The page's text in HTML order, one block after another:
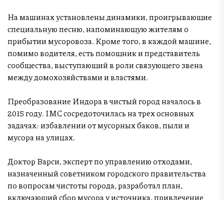
На машинах установлены динамики, проигрывающие
специальную песню, напоминающую жителям о
прибытии мусоровоза. Кроме того, в каждой машине,
помимо водителя, есть помощник и представитель
сообщества, выступающий в роли связующего звена
между домохозяйствами и властями.
Преобразование Индора в чистый город началось в
2015 году. IMC сосредоточилась на трех основных
задачах: избавлении от мусорных баков, пыли и
мусора на улицах.
Доктор Варси, эксперт по управлению отходами,
назначенный советником городского правительства
по вопросам чистоты города, разработал план,
включающий сбор мусора у источника, привлечение